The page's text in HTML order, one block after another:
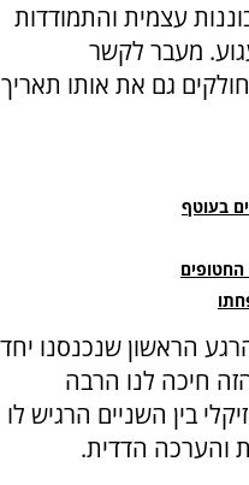
עצמית והתמודדות
מעבר לקשר
גם את אותו תאריך
בעוטף
הראשון שנכנסנו יחד
חיכה לנו הרבה
בין השניים הרגיש לו
והערכה הדדית.